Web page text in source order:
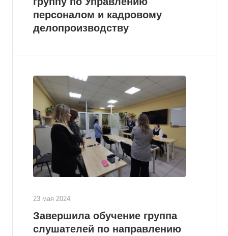
персоналом и кадровому
делопроизводству
23 мая 2024
Завершила обучение группа
слушателей по направлению